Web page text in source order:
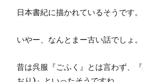
日本書紀に描かれているそうです。
いやー、なんとまー古い話でしょ。
昔は呉服『ごふく』とは言わず、